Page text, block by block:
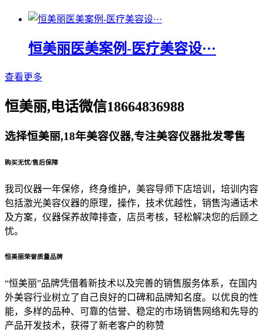
恒美丽医美案例-医疗美容设···
查看更多
恒美丽,电话微信18664836988
选择恒美丽,18年美容仪器,专注美容仪器批发零售
购买无忧/售后保障
我司仪器一年保修，终身维护，美容导师下店培训，培训内容
包括激光美容仪器的原理，操作，技术优越性，销售沟通话术
及方案，仪器保养故障排查，店员考核，轻松解决您的后顾之
忧。
恒美丽荣誉质量品牌
“恒美丽”品牌凭借着新技术以及完善的销售服务体系，在国内
外美容行业树立了自己良好的口碑和品牌知名度。以优良的性
能，多样的品种、可靠的信誉、稳定的市场销售网络和先导的
产品开发技术，获得了新老客户的称赞